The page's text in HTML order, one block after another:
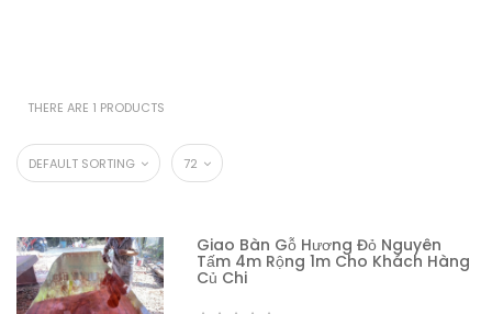
THERE ARE 1 PRODUCTS
DEFAULT SORTING 72
Giao Bàn Gỗ Hương Đỏ Nguyên
Tấm 4m Rộng 1m Cho Khách Hàng
Củ Chi